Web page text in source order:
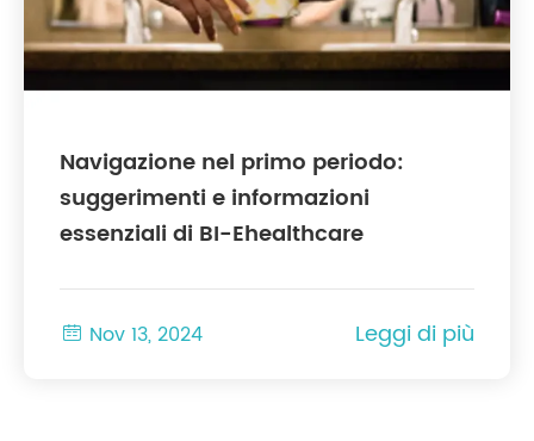
Navigazione nel primo periodo:
suggerimenti e informazioni
essenziali di BI-Ehealthcare
 Nov 13, 2024 Leggi di più